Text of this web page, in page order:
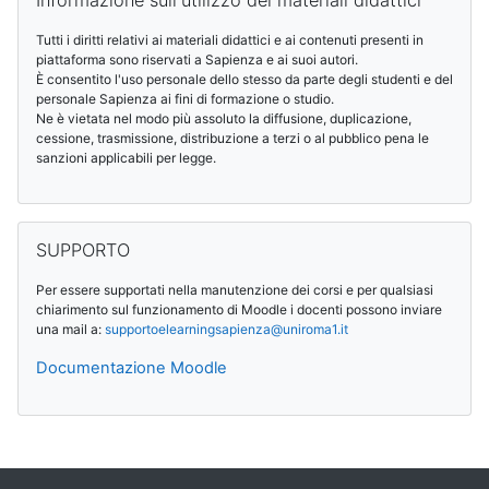
Tutti i diritti relativi ai materiali didattici e ai contenuti presenti in
piattaforma sono riservati a Sapienza e ai suoi autori.
È consentito l'uso personale dello stesso da parte degli studenti e del
personale Sapienza ai fini di formazione o studio.
Ne è vietata nel modo più assoluto la diffusione, duplicazione,
cessione, trasmissione, distribuzione a terzi o al pubblico pena le
sanzioni applicabili per legge.
SUPPORTO
Per essere supportati nella manutenzione dei corsi e per qualsiasi
chiarimento sul funzionamento di Moodle i docenti possono inviare
una mail a: supportoelearningsapienza@uniroma1.it
Documentazione Moodle
Ergänzungsblöcke